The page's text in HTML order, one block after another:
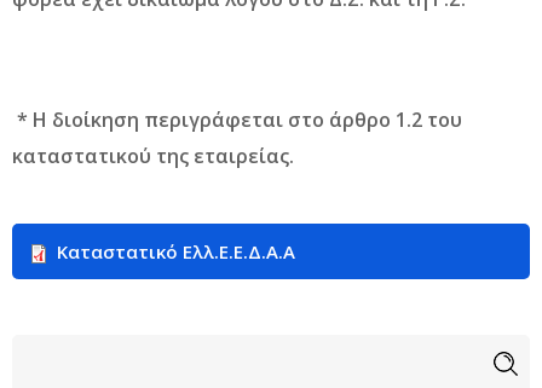
* Η διοίκηση περιγράφεται στο άρθρο 1.2 του
καταστατικού της εταιρείας.
Καταστατικό Ελλ.Ε.E.Δ.Α.A